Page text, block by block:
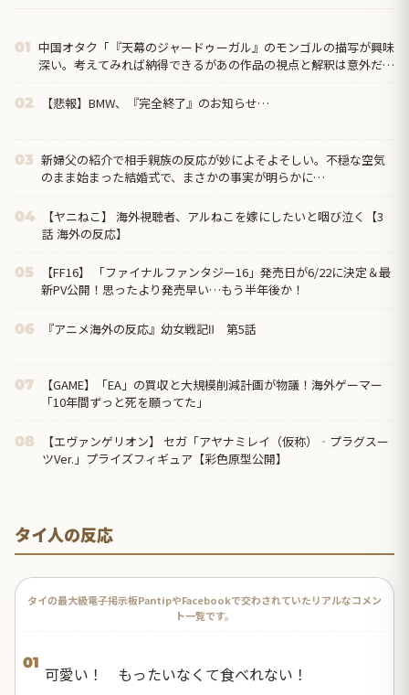
01 中国オタク「『天幕のジャードゥーガル』のモンゴルの描写が興味
深い。考えてみれば納得できるがあの作品の視点と解釈は意外だっ
02 【悲報】BMW、『完全終了』のお知らせ…
03 新婦父の紹介で相手親族の反応が妙によそよそしい。不穏な空気
のまま始まった結婚式で、まさかの事実が明らかに…
04
【ヤニねこ】 海外視聴者、アルねこを嫁にしたいと咽び泣く【3
話 海外の反応】
05
【FF16】 「ファイナルファンタジー16」発売日が6/22に決定＆最
新PV公開！思ったより発売早い…もう半年後か！
06 『アニメ海外の反応』幼女戦記Ⅱ 第5話
07
【GAME】「EA」の買収と大規模削減計画が物議！海外ゲーマー
「10年間ずっと死を願ってた」
08
【エヴァンゲリオン】 セガ「アヤナミレイ（仮称）‐プラグスー
ツVer.」プライズフィギュア【彩色原型公開】
タイ人の反応
タイの最大級電子掲示板PantipやFacebookで交わされていたリアルなコメン
ト一覧です。
01
可愛い！ もったいなくて食べれない！